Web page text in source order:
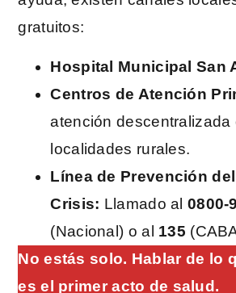
gratuitos:
Hospital Municipal San
Centros de Atención
atención descentralizada
localidades rurales.
Línea de Prevención
Crisis: Llamado al 0800-
(Nacional) o al 135
No estás solo. Hablar de lo
es el primer acto de salud.